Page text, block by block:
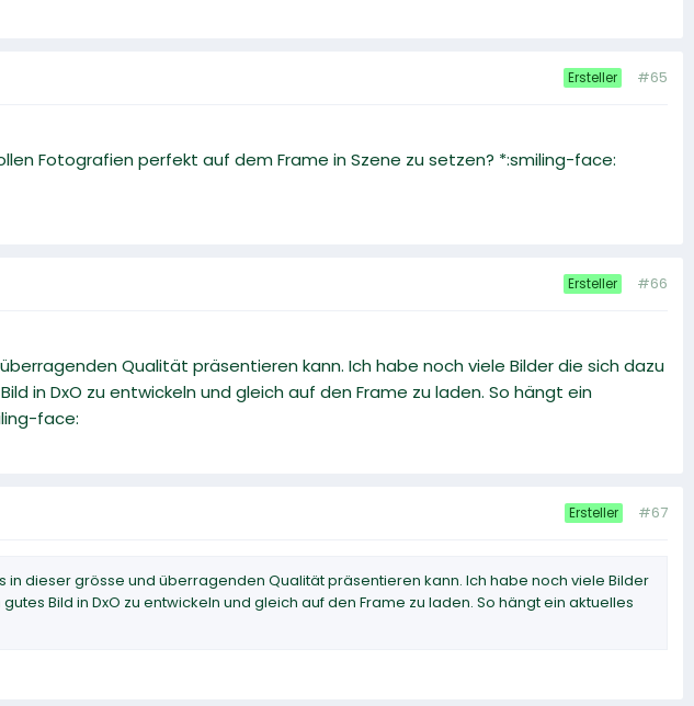
Ersteller #65
Fotografien perfekt auf dem Frame in Szene zu setzen? *:smiling-face:
Ersteller #66
Qualität präsentieren kann. Ich habe noch viele Bilder die sich dazu
in DxO zu entwickeln und gleich auf den Frame zu laden. So hängt ein
face:
Ersteller #67
in dieser grösse und überragenden Qualität präsentieren kann. Ich habe noch viele Bilder
Bild in DxO zu entwickeln und gleich auf den Frame zu laden. So hängt ein aktuelles